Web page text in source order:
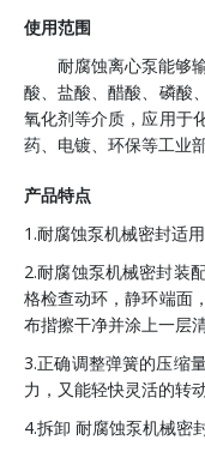
使用范围
耐腐蚀离心泵能够
酸、盐酸、醋酸、磷酸
氧化剂等介质，应用于
药、电镀、环保等工业部
产品特点
1.耐腐蚀泵机械密封适
2.耐腐蚀泵机械密封装
格检查动环，静环端面
布揩擦干净并涂上一层
3.正确调整弹簧的压缩
力，又能轻快灵活的转动
4.拆卸 耐腐蚀泵机械密